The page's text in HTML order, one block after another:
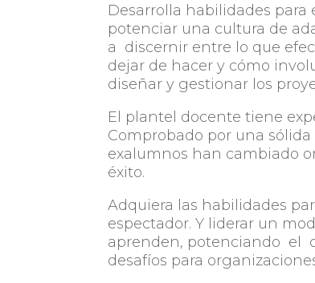
Desarrolla habilidades para
potenciar una cultura de
a discernir entre lo que
dejar de hacer y cómo
diseñar y gestionar los
El plantel docente tiene
Comprobado por una
exalumnos han cambiado
éxito.
Adquiera las habilidades
espectador. Y liderar un
aprenden, potenciando el
desafíos para